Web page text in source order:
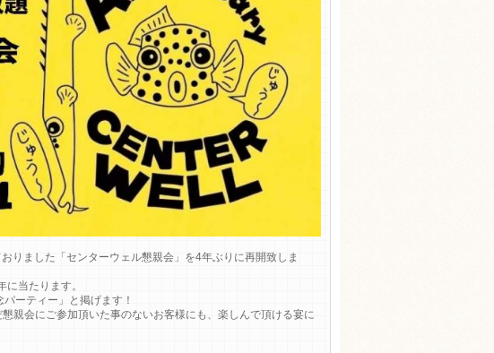
りました「センターウェル懇親会」を4年ぶりに再開致しま
当たります。
ーティー」と掲げます！
親会にご参加頂いた事のないお客様にも、楽しんで頂ける宴に